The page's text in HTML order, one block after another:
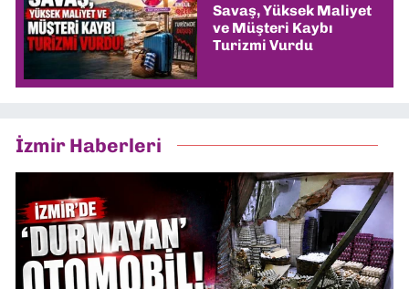
Savaş, Yüksek Maliyet
ve Müşteri Kaybı
Turizmi Vurdu
İzmir Haberleri